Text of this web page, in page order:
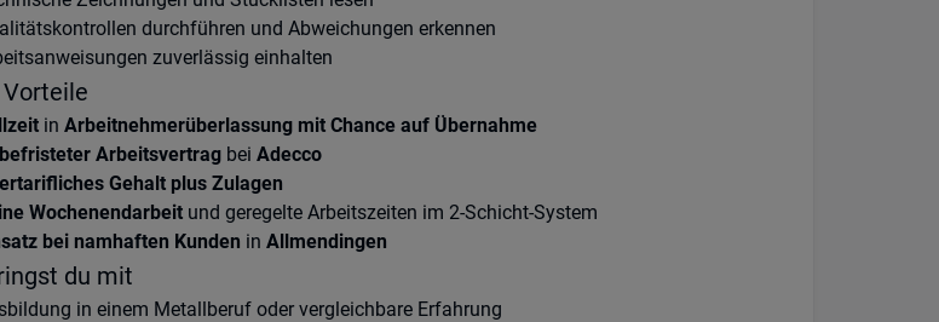
durchführen und Abweichungen erkennen
zuverlässig einhalten
in Arbeitnehmerüberlassung mit Chance auf Übernahme
Arbeitsvertragbei Adecco
Gehalt plus Zulagen
Wochenendarbeitund geregelte Arbeitszeiten im 2-Schicht-System
bei namhaften Kunden in Allmendingen
du mit
in einem Metallberuf oder vergleichbare Erfahrung